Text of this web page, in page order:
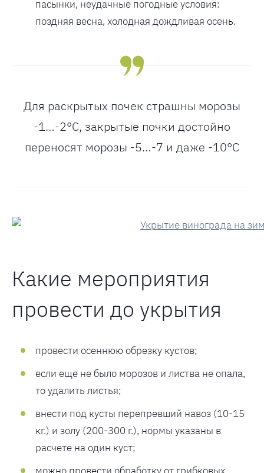
пасынки, неудачные погодные условия:
поздняя весна, холодная дождливая осень.
Для раскрытых почек страшны морозы
-1…-2°С, закрытые почки достойно
переносят морозы -5…-7 и даже -10°С
Какие мероприятия
провести до укрытия
провести осеннюю обрезку кустов;
если еще не было морозов и листва не опала,
то удалить листья;
внести под кусты перепревший навоз (10-15
кг.) и золу (200-300 г.), нормы указаны в
расчете на один куст;